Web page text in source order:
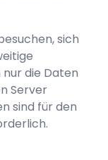
sich
die Daten
Server
sind für den